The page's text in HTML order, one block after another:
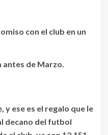
con el club en un
antes de Marzo.
y ese es el regalo que le
decano del futbol